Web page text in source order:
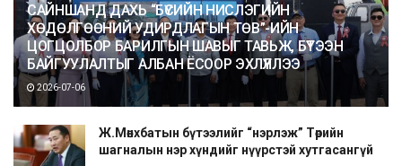
САЙНШАНД ДАХЬ “БҮСИЙН НИСЛЭГИЙН
ХӨДӨЛГӨӨНИЙ УДИРДЛАГЫН ТӨВ”-ИЙН
ЦОГЦОЛБОР БАРИЛГЫН ШАВЫГ ТАВЬЖ, БҮТЭЭН
БАЙГУУЛАЛТЫГ АЛБАН ЁСООР ЭХЛҮҮЛЛЭЭ
2026-07-06
Ж.Мөнхбатын бүтээлийг “нэрлэж” Төрийн
шагналын нэр хүндийг нүүрстэй хутгасангүй